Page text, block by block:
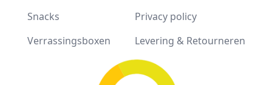
Snacks
Verrassingsboxen
Privacy policy
Levering & Retourneren